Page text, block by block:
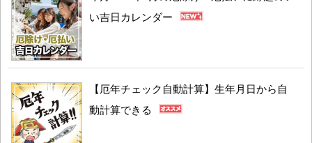
い吉日カレンダー
【厄年チェック自動計算】生年月日から自
動計算できる